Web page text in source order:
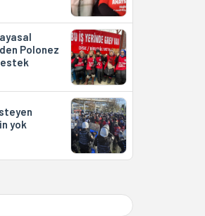
Polonez
yok